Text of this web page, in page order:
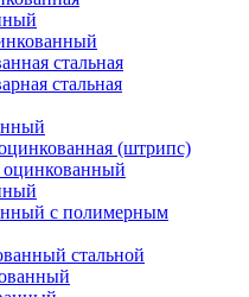
стальная
стальная
(штрипс)
с полимерным
стальной